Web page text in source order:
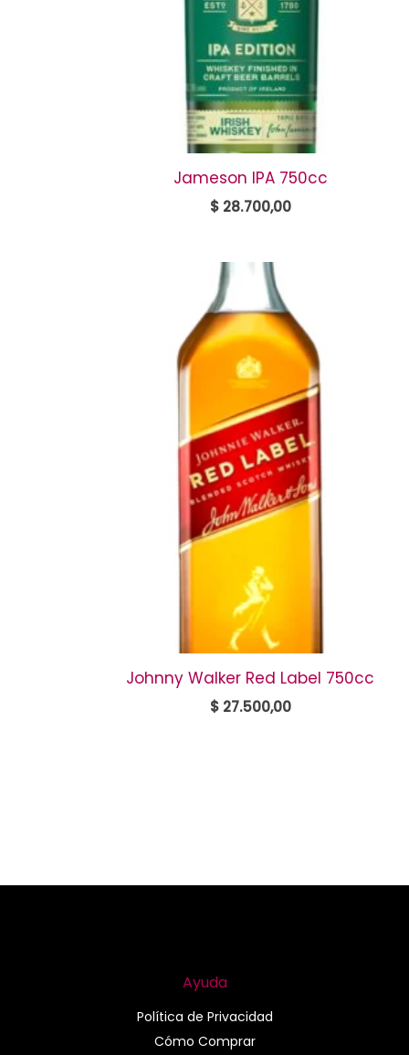
Jameson IPA 750cc
$28.700,00
Johnny Walker Red Label 750cc
$27.500,00
Ayuda
Política de Privacidad
Cómo Comprar